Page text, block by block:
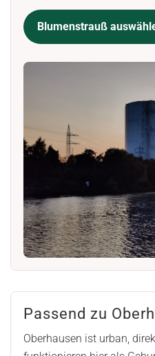
Blumenstrauß
Passend zu
Oberhausen ist urban,